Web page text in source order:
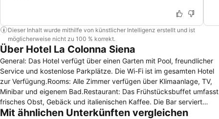
Dieser Inhalt wurde mithilfe von künstlicher Intelligenz erstellt und ist
möglicherweise nicht zu 100 % korrekt.
Über Hotel La Colonna Siena
General: Das Hotel verfügt über einen Garten mit Pool, freundlicher
Service und kostenlose Parkplätze. Die Wi-Fi ist im gesamten Hotel
zur Verfügung.Rooms: Alle Zimmer verfügen über Klimaanlage, TV,
Minibar und eigenem Bad.Restaurant: Das Frühstücksbuffet umfasst
frisches Obst, Gebäck und italienischen Kaffee. Die Bar serviert
Getränke den ganzen Tag.Es genießt eine ruhige Lage in Siena, eine
Mit ähnlichen Unterkünften vergleichen